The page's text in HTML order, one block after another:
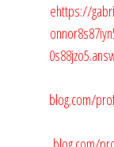
ehttps://
blog.com/